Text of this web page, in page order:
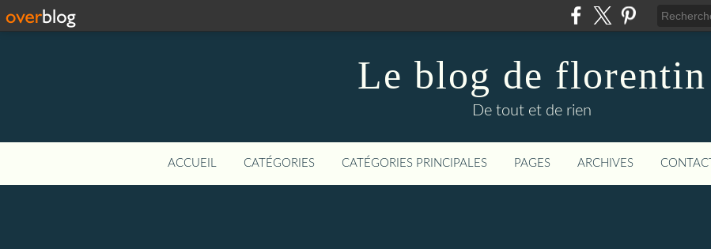
Le blog de florentin
De tout et de rien
ACCUEIL CATÉGORIES CATÉGORIES PRINCIPALES PAGES ARCHIVES CONTACT